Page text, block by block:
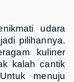
udara
pilihannya.
kuliner
kalah cantik
menuju